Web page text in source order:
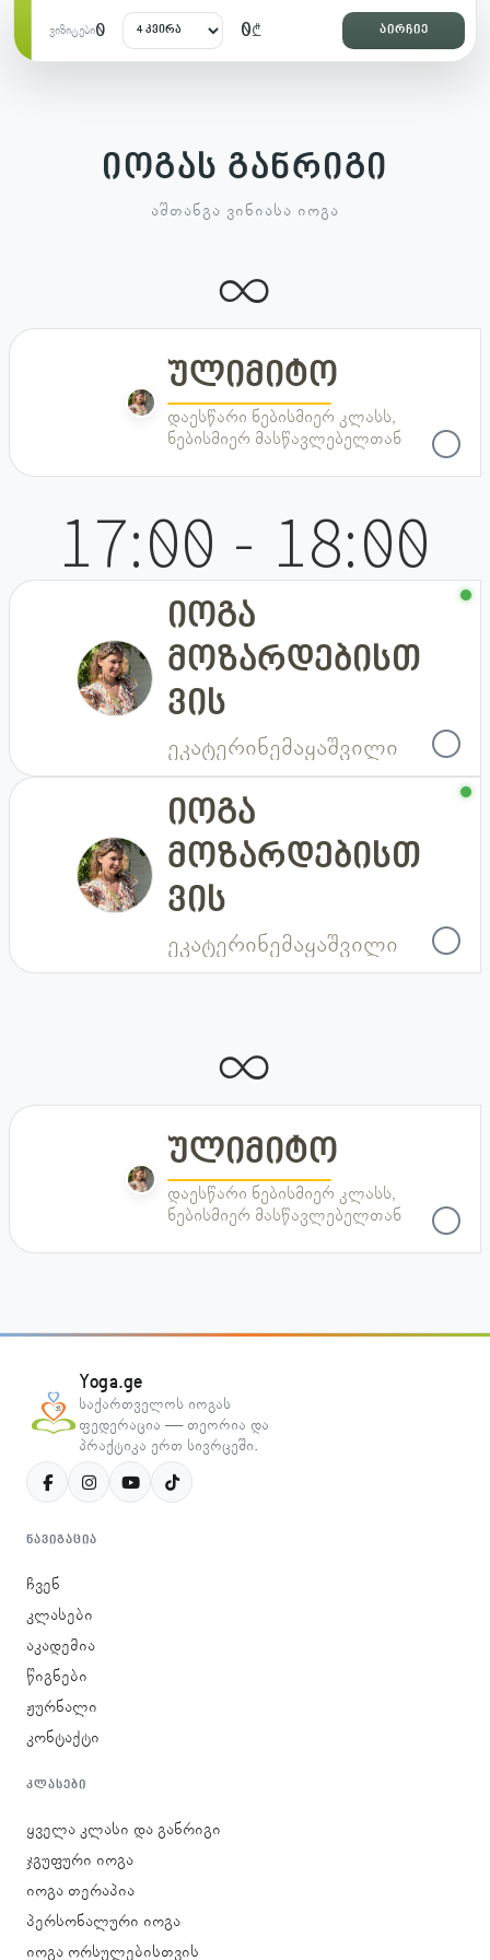
იოგას განრიგი
ᲐᲨᲗᲐᲜᲒᲐ ᲕᲘᲜᲘᲐᲡᲐ ᲘᲝᲒᲐ
ვიზიტები0 0₾ აირჩიე
∞
ულიმიტო
დაესწარი ნებისმიერ კლასს,
ნებისმიერ მასწავლებელთან
17:00 - 18:00
იოგა
მოზარდებისთ
ვის
ეკატერინემაყაშვილი
იოგა
მოზარდებისთ
ვის
ეკატერინემაყაშვილი
∞
ულიმიტო
დაესწარი ნებისმიერ კლასს,
ნებისმიერ მასწავლებელთან
Yoga.ge
საქართველოს იოგას
ფედერაცია — თეორია და
პრაქტიკა ერთ სივრცეში.
ᲜᲐᲕᲘᲒᲐᲪᲘᲐ
ჩვენ
კლასები
აკადემია
წიგნები
ჟურნალი
კონტაქტი
ᲙᲚᲐᲡᲔᲑᲘ
ყველა კლასი და განრიგი
ჯგუფური იოგა
იოგა თერაპია
პერსონალური იოგა
იოგა ორსულებისთვის